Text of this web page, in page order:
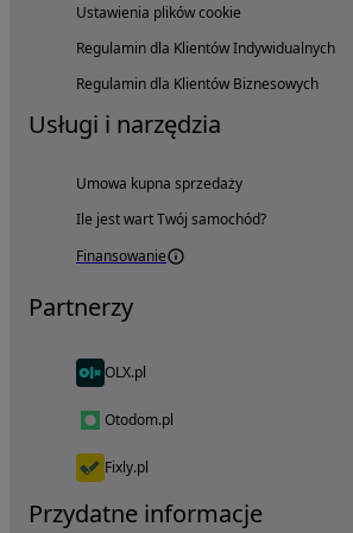
Ustawienia plików cookie
Regulamin dla Klientów Indywidualnych
Regulamin dla Klientów Biznesowych
Usługi i narzędzia
Umowa kupna sprzedaży
Ile jest wart Twój samochód?
Finansowanie
Partnerzy
OLX.pl
Otodom.pl
Fixly.pl
Przydatne informacje